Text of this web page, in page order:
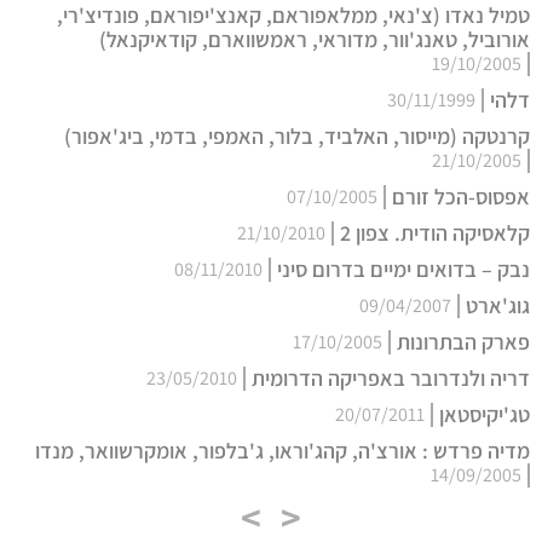
טמיל נאדו (צ'נאי, ממלאפוראם, קאנצ'יפוראם, פונדיצ'רי,
אורוביל, טאנג'וור, מדוראי, ראמשווארם, קודאיקנאל)
19/10/2005
דלהי 30/11/1999
קרנטקה (מייסור, האלביד, בלור, האמפי, בדמי, ביג'אפור)
21/10/2005
אפסוס-הכל זורם 07/10/2005
קלאסיקה הודית. צפון 2 21/10/2010
נבק – בדואים ימיים בדרום סיני 08/11/2010
גוג'ארט 09/04/2007
פארק הבתרונות 17/10/2005
דריה ולנדרובר באפריקה הדרומית 23/05/2010
טג'יקיסטאן 20/07/2011
מדיה פרדש : אורצ'ה, קהג'וראו, ג'בלפור, אומקרשוואר, מנדו
14/09/2005
<
>